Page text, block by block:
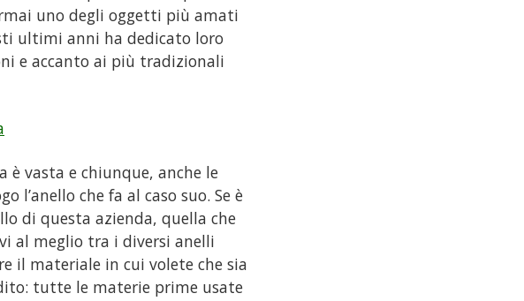
uno degli oggetti più amati
ultimi anni ha dedicato loro
e accanto ai più tradizionali
è vasta e chiunque, anche le
che fa al caso suo. Se è
di questa azienda, quella che
al meglio tra i diversi anelli
il materiale in cui volete che sia
tutte le materie prime usate